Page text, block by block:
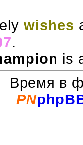
wishes
.
is
Время в
PN